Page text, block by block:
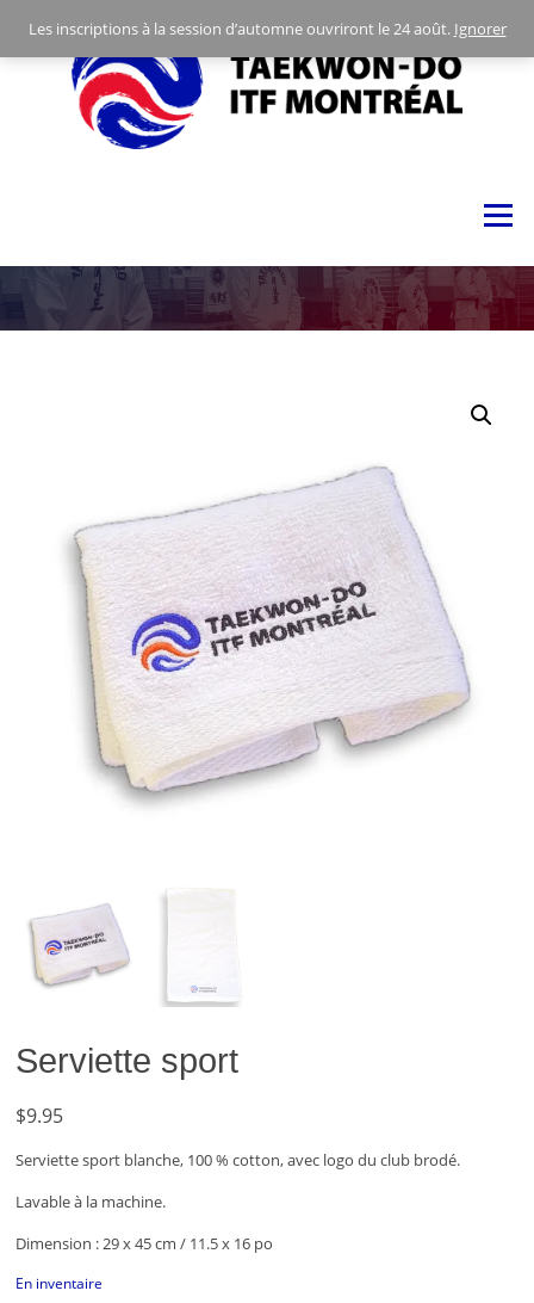
Les inscriptions à la session d’automne ouvriront le 24 août. Ignorer
content
Menu
Serviette sport
$9.95
Serviette sport blanche, 100 % cotton, avec logo du club brodé.
Lavable à la machine.
Dimension : 29 x 45 cm / 11.5 x 16 po
En inventaire